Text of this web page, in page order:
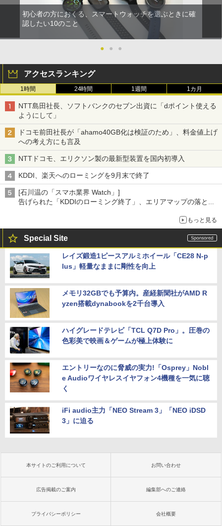
初心者の方におくる、スマートウォッチを選ぶときに確
認したい10のこと
● ● ●
アクセスランキング
1時間 24時間 1週間 1カ月
NTT島田社長、ソフトバンクのセブン出資に「dポイント使える
ようにして」
ドコモ前田社長が「ahamo40GB化は検証のため」、料金値上げ
への考え方にも言及
NTTドコモ、エリクソン製の最新型装置を国内初導入
KDDI、楽天へのローミングを9月末で終了
[石川温の「スマホ業界 Watch」]
告げられた「KDDIのローミング終了」、エリアマップの落とし
もっと見る
Special Site
レイズ鍛造1ピースアルミホイール「CE28 N-p
lus」軽量なままに剛性を向上
メモリ32GBでも予算内。産経新聞社がAMD R
yzen搭載dynabookを2千台導入
ハイグレードテレビ「TCL Q7D Pro」。圧巻の
色彩美で映画＆ゲームが極上体験に
エントリーなのに脅威の実力!「Osprey」Nobl
e Audioワイヤレスイヤフォン4機種を一気に聴
く
iFi audio主力「NEO Stream 3」「NEO iDSD
3」に迫る
本サイトのご利用について お問い合わせ
広告掲載のご案内 編集部へのご連絡
プライバシーポリシー 会社概要